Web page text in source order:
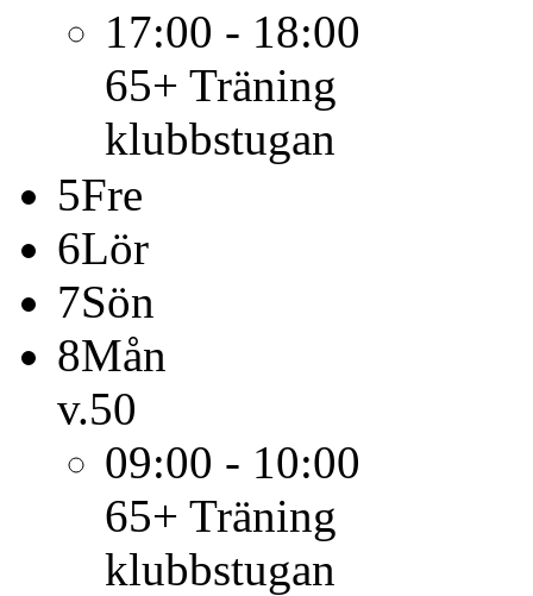
17:00 - 18:00
65+ Träning
klubbstugan
5Fre
6Lör
7Sön
8Mån
v.50
09:00 - 10:00
65+ Träning
klubbstugan